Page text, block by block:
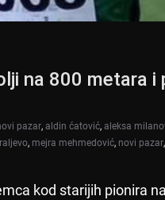
na 800 metara i
pazar, aldin ćatović, aleksa
, mejra mehmedović, novi pazar,
kod starijih pionira